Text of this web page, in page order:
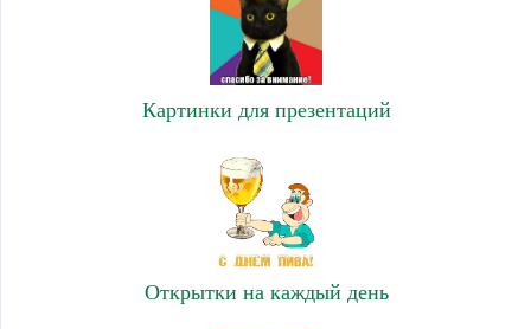
Картинки для презентаций
Открытки на каждый день